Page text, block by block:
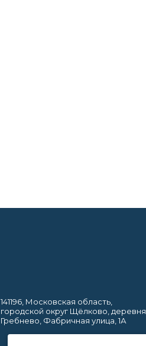
141196, Московская область,
городской округ Щёлково, деревня
Гребнево, Фабричная улица, 1А